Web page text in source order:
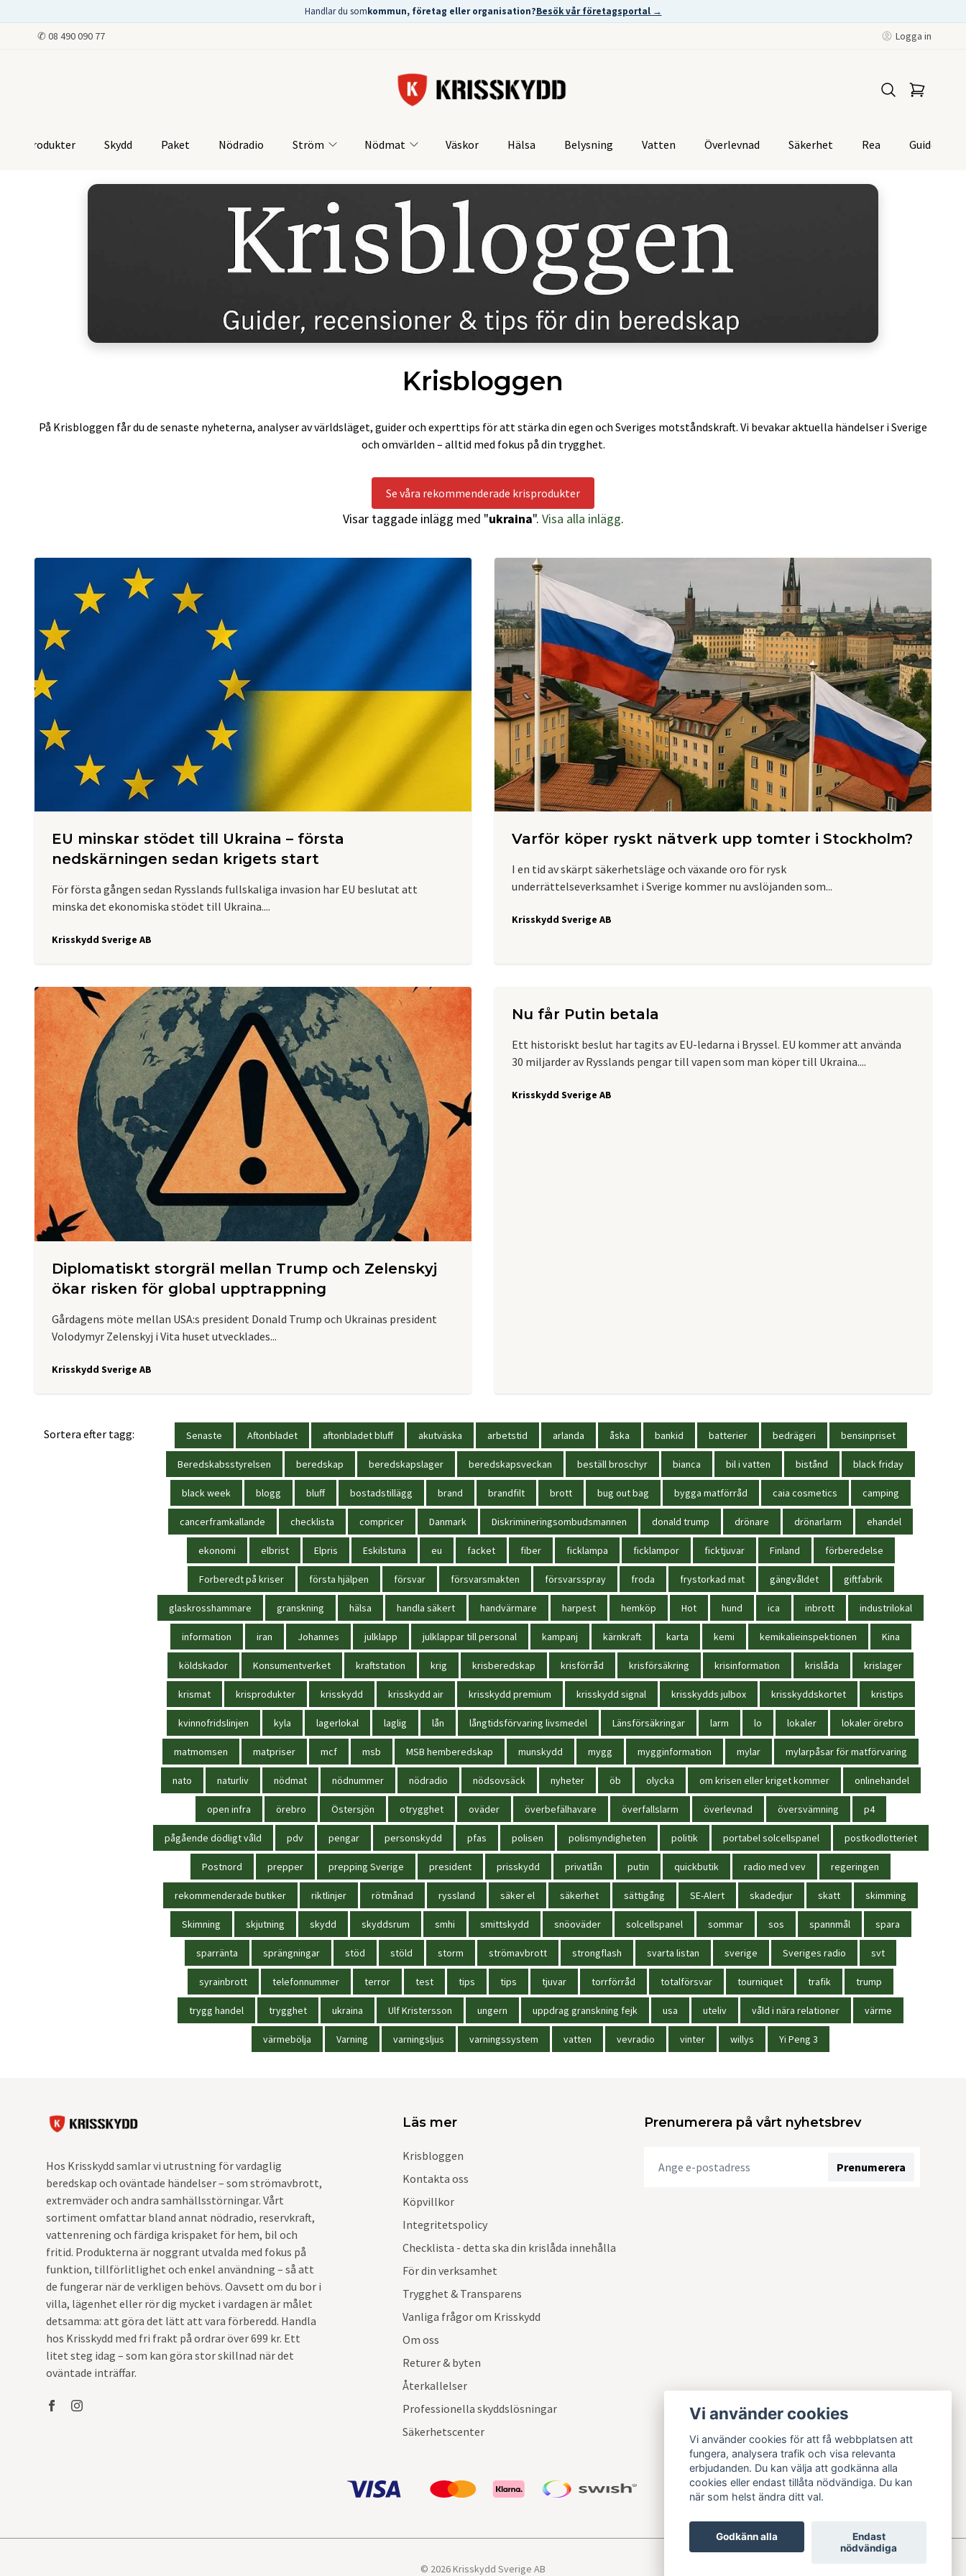
Handlar du somkommun, företag eller organisation?Besök vår företagsportal →
✆ 08 490 090 77 Logga in
Produkter Skydd Paket Nödradio Ström Nödmat Väskor Hälsa Belysning Vatten Överlevnad Säkerhet Rea Guider
Krisbloggen
På Krisbloggen får du de senaste nyheterna, analyser av världsläget, guider och experttips för att stärka din egen och Sveriges motståndskraft. Vi bevakar aktuella händelser i Sverige
och omvärlden – alltid med fokus på din trygghet.
Se våra rekommenderade krisprodukter
Visar taggade inlägg med "ukraina". Visa alla inlägg.
EU minskar stödet till Ukraina – första
nedskärningen sedan krigets start
För första gången sedan Rysslands fullskaliga invasion har EU beslutat att
minska det ekonomiska stödet till Ukraina....
Krisskydd Sverige AB
Varför köper ryskt nätverk upp tomter i Stockholm?
I en tid av skärpt säkerhetsläge och växande oro för rysk
underrättelseverksamhet i Sverige kommer nu avslöjanden som...
Krisskydd Sverige AB
Diplomatiskt storgräl mellan Trump och Zelenskyj
ökar risken för global upptrappning
Gårdagens möte mellan USA:s president Donald Trump och Ukrainas president
Volodymyr Zelenskyj i Vita huset utvecklades...
Krisskydd Sverige AB
Nu får Putin betala
Ett historiskt beslut har tagits av EU-ledarna i Bryssel. EU kommer att använda
30 miljarder av Rysslands pengar till vapen som man köper till Ukraina....
Krisskydd Sverige AB
Sortera efter tagg: Senaste Aftonbladet aftonbladet bluff akutväska arbetstid arlanda åska bankid batterier bedrägeri bensinpriset
Beredskabsstyrelsen beredskap beredskapslager beredskapsveckan beställ broschyr bianca bil i vatten bistånd black friday
black week blogg bluff bostadstillägg brand brandfilt brott bug out bag bygga matförråd caia cosmetics camping
cancerframkallande checklista compricer Danmark Diskrimineringsombudsmannen donald trump drönare drönarlarm ehandel
ekonomi elbrist Elpris Eskilstuna eu facket fiber ficklampa ficklampor ficktjuvar Finland förberedelse
Forberedt på kriser första hjälpen försvar försvarsmakten försvarsspray froda frystorkad mat gängvåldet giftfabrik
glaskrosshammare granskning hälsa handla säkert handvärmare harpest hemköp Hot hund ica inbrott industrilokal
information iran Johannes julklapp julklappar till personal kampanj kärnkraft karta kemi kemikalieinspektionen Kina
köldskador Konsumentverket kraftstation krig krisberedskap krisförråd krisförsäkring krisinformation krislåda krislager
krismat krisprodukter krisskydd krisskydd air krisskydd premium krisskydd signal krisskydds julbox krisskyddskortet kristips
kvinnofridslinjen kyla lagerlokal laglig lån långtidsförvaring livsmedel Länsförsäkringar larm lo lokaler lokaler örebro
matmomsen matpriser mcf msb MSB hemberedskap munskydd mygg mygginformation mylar mylarpåsar för matförvaring
nato naturliv nödmat nödnummer nödradio nödsovsäck nyheter öb olycka om krisen eller kriget kommer onlinehandel
open infra örebro Östersjön otrygghet oväder överbefälhavare överfallslarm överlevnad översvämning p4
pågående dödligt våld pdv pengar personskydd pfas polisen polismyndigheten politik portabel solcellspanel postkodlotteriet
Postnord prepper prepping Sverige president prisskydd privatlån putin quickbutik radio med vev regeringen
rekommenderade butiker riktlinjer rötmånad ryssland säker el säkerhet sättigång SE-Alert skadedjur skatt skimming
Skimning skjutning skydd skyddsrum smhi smittskydd snöoväder solcellspanel sommar sos spannmål spara
sparränta sprängningar stöd stöld storm strömavbrott strongflash svarta listan sverige Sveriges radio svt
syrainbrott telefonnummer terror test tips tips tjuvar torrförråd totalförsvar tourniquet trafik trump
trygg handel trygghet ukraina Ulf Kristersson ungern uppdrag granskning fejk usa uteliv våld i nära relationer värme
värmebölja Varning varningsljus varningssystem vatten vevradio vinter willys Yi Peng 3
Hos Krisskydd samlar vi utrustning för vardaglig
beredskap och oväntade händelser – som strömavbrott,
extremväder och andra samhällsstörningar. Vårt
sortiment omfattar bland annat nödradio, reservkraft,
vattenrening och färdiga krispaket för hem, bil och
fritid. Produkterna är noggrant utvalda med fokus på
funktion, tillförlitlighet och enkel användning – så att
de fungerar när de verkligen behövs. Oavsett om du bor i
villa, lägenhet eller rör dig mycket i vardagen är målet
detsamma: att göra det lätt att vara förberedd. Handla
hos Krisskydd med fri frakt på ordrar över 699 kr. Ett
litet steg idag – som kan göra stor skillnad när det
oväntade inträffar.
Läs mer
Krisbloggen
Kontakta oss
Köpvillkor
Integritetspolicy
Checklista - detta ska din krislåda innehålla
För din verksamhet
Trygghet & Transparens
Vanliga frågor om Krisskydd
Om oss
Returer & byten
Återkallelser
Professionella skyddslösningar
Säkerhetscenter
Prenumerera på vårt nyhetsbrev
Prenumerera
© 2026 Krisskydd Sverige AB
Vi använder cookies
Vi använder cookies för att få webbplatsen att
fungera, analysera trafik och visa relevanta
erbjudanden. Du kan välja att godkänna alla
cookies eller endast tillåta nödvändiga. Du kan
när som helst ändra ditt val.
Godkänn alla
Endast
nödvändiga